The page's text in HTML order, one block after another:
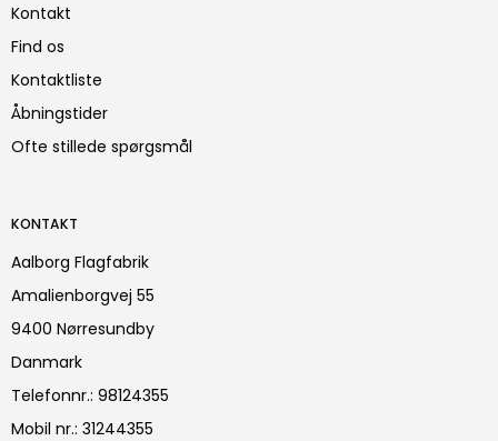
Kontakt
Find os
Kontaktliste
Åbningstider
Ofte stillede spørgsmål
KONTAKT
Aalborg Flagfabrik
Amalienborgvej 55
9400 Nørresundby
Danmark
Telefonnr.: 98124355
Mobil nr.: 31244355